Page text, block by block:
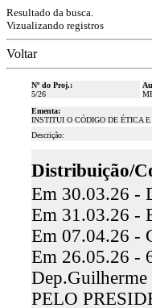
Resultado da busca.
Vizualizando registros
Voltar
Nº do Proj.:
5/26
Ementa:
INSTITUI O CÓDIGO DE ÉTICA
Descrição:
Distribuição/
Em 30.03.26 -
Em 31.03.26 -
Em 07.04.26 -
Em 26.05.26 -
PELO